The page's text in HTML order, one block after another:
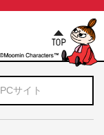
PCサイト